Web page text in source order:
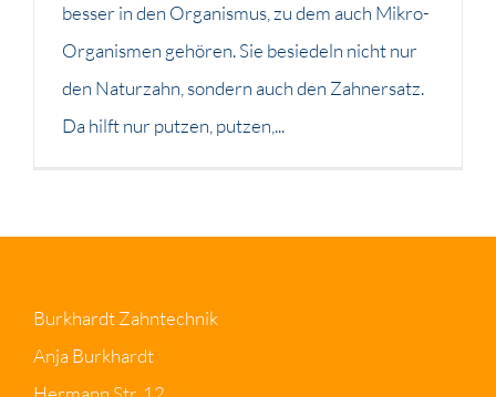
besser in den Organismus, zu dem auch Mikro-
Organismen gehören. Sie besiedeln nicht nur
den Naturzahn, sondern auch den Zahnersatz.
Da hilft nur putzen, putzen,...
Burkhardt Zahntechnik
Anja Burkhardt